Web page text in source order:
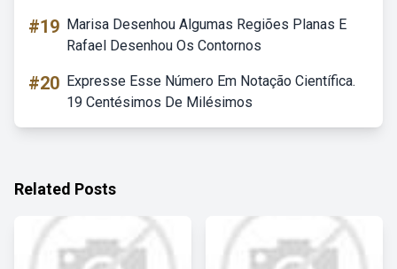
#19 Marisa Desenhou Algumas Regiões Planas E
Rafael Desenhou Os Contornos
#20 Expresse Esse Número Em Notação Científica.
19 Centésimos De Milésimos
Related Posts